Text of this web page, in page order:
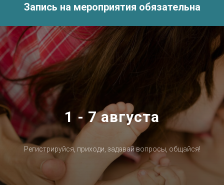
Запись на мероприятия обязательна
1 - 7 августа
Регистрируйся, приходи, задавай вопросы, общайся!